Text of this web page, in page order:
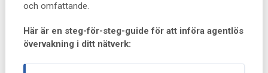
och omfattande.
Här är en steg-för-steg-guide för att införa agentlös
övervakning i ditt nätverk: